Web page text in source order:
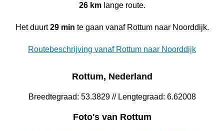
26 kmlange route.
Het duurt29 min te gaan vanaf Rottum naar Noorddijk.
Routebeschrijving vanaf Rottum naar Noorddijk
Rottum, Nederland
Breedtegraad: 53.3829 // Lengtegraad: 6.62008
Foto's van Rottum